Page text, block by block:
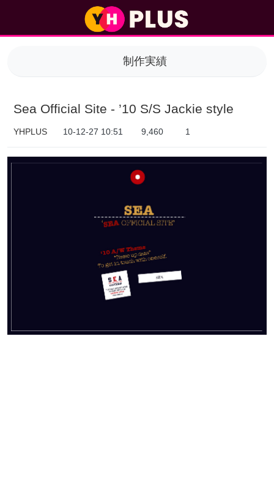
制作実績
Sea Official Site - ’10 S/S Jackie style
YHPLUS 10-12-27 10:51 9,460 1
本文